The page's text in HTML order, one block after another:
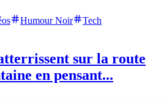
Humour Noir
Tech
sur la route
en pensant...